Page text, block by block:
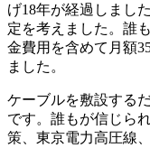
げ18年が経過しまし
定を考えました。誰
金費用を含めて月額
ました。
ケーブルを敷設する
です。誰もが信じら
策、東京電力高圧線